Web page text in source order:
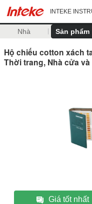
INTEKE
Nhà Sản phẩm
Hộ chiếu cotton xách
Thời trang, Nhà cửa và
Giá tốt nhất